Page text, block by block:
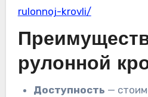
rulonnoj-krovli/
рулонной
Доступность —